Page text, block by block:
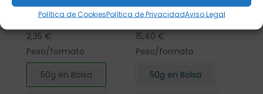
Política de CookiesPolítica de PrivacidadAviso Legal
Flor de Hibisco
cortada 50 gr.
2,35 €
Peso/formato
50g en Bolsa
Flor de Hibisco
cortada 500 gr.
15,40 €
Peso/formato
50g en Bolsa